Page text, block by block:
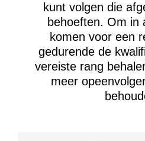
kunt volgen die
behoeften. Om in
komen voor een
gedurende de
vereiste rang
meer